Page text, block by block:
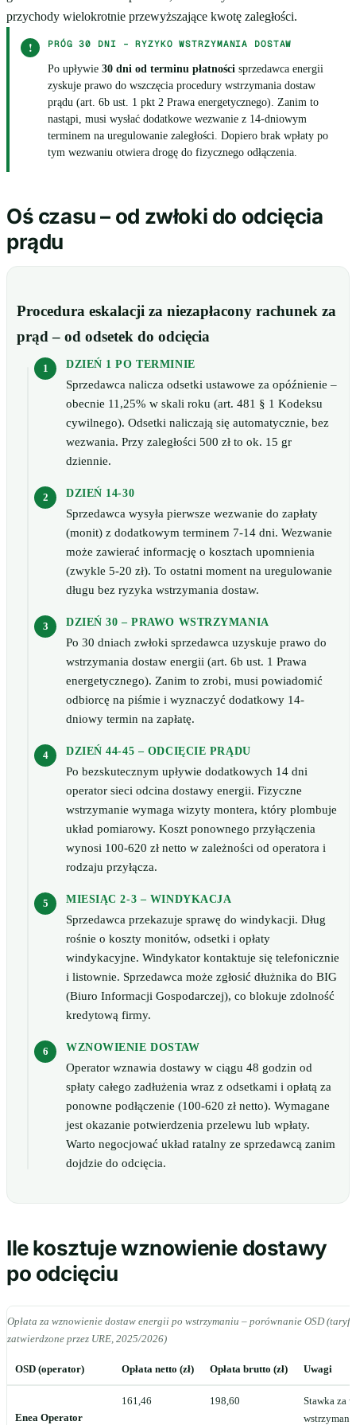
przychody wielokrotnie przewyższające kwotę zaległości.
! PRÓG 30 DNI – RYZYKO WSTRZYMANIA DOSTAW
Po upływie 30 dni od terminu płatności sprzedawca energii
zyskuje prawo do wszczęcia procedury wstrzymania dostaw
prądu (art. 6b ust. 1 pkt 2 Prawa energetycznego). Zanim to
nastąpi, musi wysłać dodatkowe wezwanie z 14-dniowym
terminem na uregulowanie zaległości. Dopiero brak wpłaty po
tym wezwaniu otwiera drogę do fizycznego odłączenia.
Oś czasu – od zwłoki do odcięcia
prądu
Procedura eskalacji za niezapłacony rachunek za
prąd – od odsetek do odcięcia
DZIEŃ 1 PO TERMINIE
Sprzedawca nalicza odsetki ustawowe za opóźnienie –
obecnie 11,25% w skali roku (art. 481 § 1 Kodeksu
cywilnego). Odsetki naliczają się automatycznie, bez
wezwania. Przy zaległości 500 zł to ok. 15 gr
dziennie.
DZIEŃ 14-30
Sprzedawca wysyła pierwsze wezwanie do zapłaty
(monit) z dodatkowym terminem 7-14 dni. Wezwanie
może zawierać informację o kosztach upomnienia
(zwykle 5-20 zł). To ostatni moment na uregulowanie
długu bez ryzyka wstrzymania dostaw.
DZIEŃ 30 – PRAWO WSTRZYMANIA
Po 30 dniach zwłoki sprzedawca uzyskuje prawo do
wstrzymania dostaw energii (art. 6b ust. 1 Prawa
energetycznego). Zanim to zrobi, musi powiadomić
odbiorcę na piśmie i wyznaczyć dodatkowy 14-
dniowy termin na zapłatę.
DZIEŃ 44-45 – ODCIĘCIE PRĄDU
Po bezskutecznym upływie dodatkowych 14 dni
operator sieci odcina dostawy energii. Fizyczne
wstrzymanie wymaga wizyty montera, który plombuje
układ pomiarowy. Koszt ponownego przyłączenia
wynosi 100-620 zł netto w zależności od operatora i
rodzaju przyłącza.
MIESIĄC 2-3 – WINDYKACJA
Sprzedawca przekazuje sprawę do windykacji. Dług
rośnie o koszty monitów, odsetki i opłaty
windykacyjne. Windykator kontaktuje się telefonicznie
i listownie. Sprzedawca może zgłosić dłużnika do BIG
(Biuro Informacji Gospodarczej), co blokuje zdolność
kredytową firmy.
WZNOWIENIE DOSTAW
Operator wznawia dostawy w ciągu 48 godzin od
spłaty całego zadłużenia wraz z odsetkami i opłatą za
ponowne podłączenie (100-620 zł netto). Wymagane
jest okazanie potwierdzenia przelewu lub wpłaty.
Warto negocjować układ ratalny ze sprzedawcą zanim
dojdzie do odcięcia.
Ile kosztuje wznowienie dostawy
po odcięciu
Opłata za wznowienie dostaw energii po wstrzymaniu – porównanie OSD
zatwierdzone przez URE, 2025/2026)
OSD (operator) Opłata netto (zł) Opłata brutto (zł) Uwagi
Enea Operator
161,46 198,60
Stawka za